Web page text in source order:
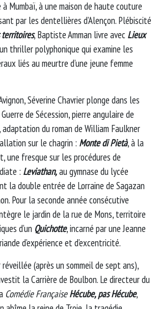
Mumbaï, à une maison de haute couture
par les dentellières d’Alençon. Plébiscité
territoires, Baptiste Amman livre avec Lieux
thriller polyphonique qui examine les
liés au meurtre d’une jeune femme
Séverine Chavrier plonge dans les
de Sécession, pierre angulaire de
du roman de William Faulkner
sur le chagrin : Monte di Pietà, à la
une fresque sur les procédures de
: Leviathan,au gymnase du lycée
la double entrée de Lorraine de Sagazan
Pour la seconde année consécutive
le jardin de la rue de Mons, territoire
d’un Quichotte, incarné par une Jeanne
d’expérience et d’excentricité.
réveillée (après un sommeil de sept ans),
la Carrière de Boulbon. Le directeur du
Comédie Française Hécube, pas Hécube,